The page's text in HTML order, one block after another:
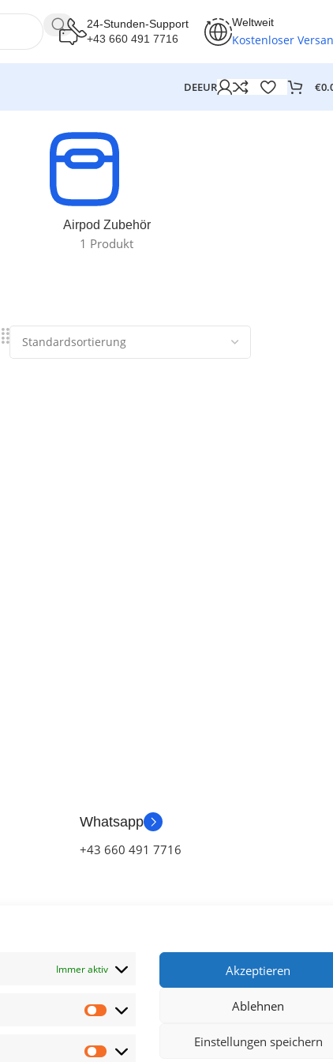
Immer aktiv Akzeptieren
Ablehnen
Einstellungen speichern
24-Stunden-Support
+43 660 491 7716
Weltweit
Kostenloser
DEEUR €
Airpod Zubehör
1 Produkt
Whatsapp
+43 660 491 7716